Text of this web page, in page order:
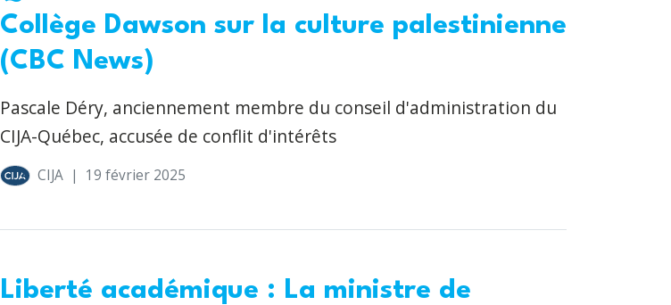
Collège Dawson sur la culture palestinienne
(CBC News)
Pascale Déry, anciennement membre du conseil d'administration du
CIJA-Québec, accusée de conflit d'intérêts
CIJA | 19 février 2025
Liberté académique : La ministre de